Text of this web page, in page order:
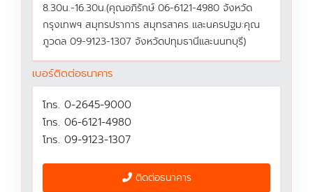
8.30น.-16.30น.(คุณอภิรักษ์ 06-6121-4980 จังหวัด
กรุงเทพฯ สมุทรปราการ สมุทรสาคร และนครปฐม:คุณ
ภูวดล 09-9123-1307 จังหวัดปทุมธานีและนนทบุรี)
เบอร์ติดต่อธนาคาร
โทร. 0-2645-9000
โทร. 06-6121-4980
โทร. 09-9123-1307
ติดต่อธนาคาร